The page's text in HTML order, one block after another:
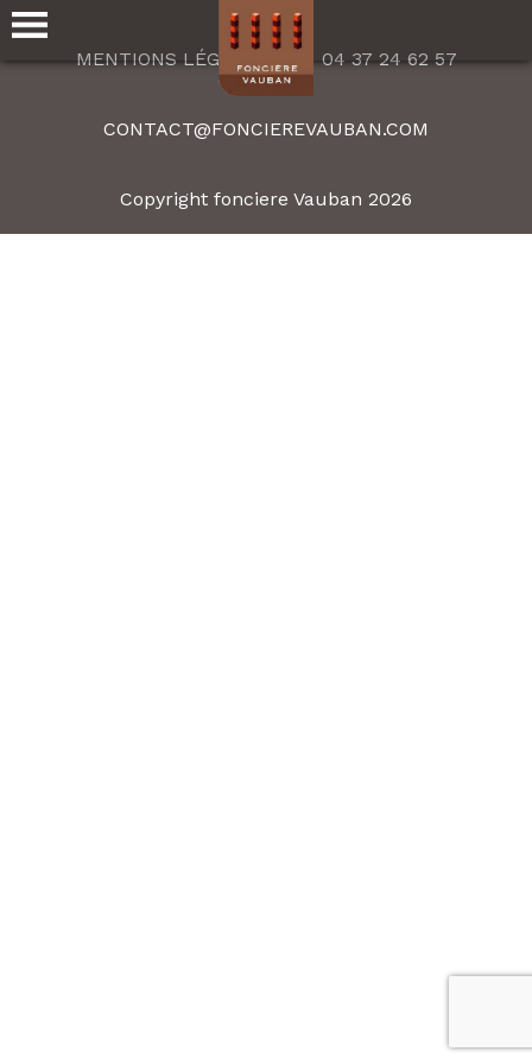
MENTIONS LÉGALES 04 37 24 62 57
CONTACT@FONCIEREVAUBAN.COM
Copyright fonciere Vauban 2026